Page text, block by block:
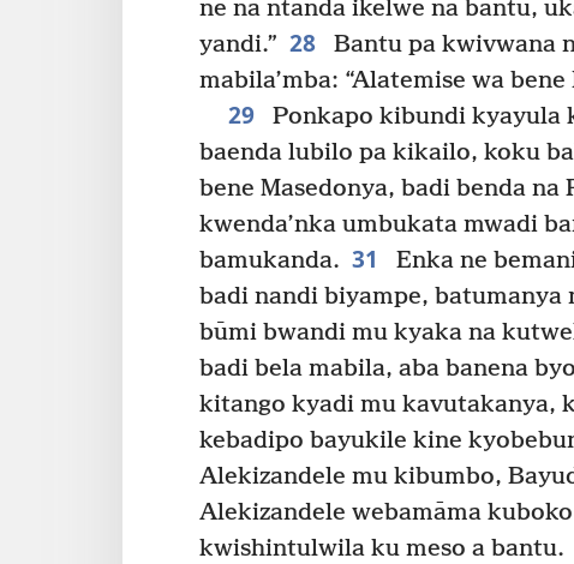
ne na ntanda ikelwe na bantu,
yandi.” 28
Bantu pa kwivwana
mabila’mba: “Alatemise wa
29
Ponkapo kibundi kyayula
baenda lubilo pa kikailo, koku
bene Masedonya, badi benda na
kwenda’nka umbukata mwadi
bamukanda. 31
Enka ne
badi nandi biyampe, batumanya
būmi bwandi mu kyaka na
badi bela mabila, aba banena
kitango kyadi mu kavutakanya,
kebadipo bayukile kine
Alekizandele mu kibumbo,
Alekizandele webamāma
kwishintulwila ku meso a bantu.